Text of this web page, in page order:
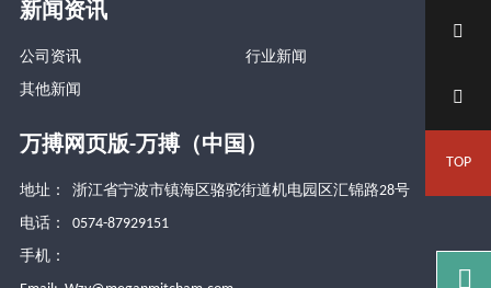
新闻资讯
公司资讯
行业新闻
其他新闻
万搏网页版-万搏（中国）
地址： 浙江省宁波市镇海区骆驼街道机电园区汇锦路28号
电话： 0574-87929151
手机：



TOP